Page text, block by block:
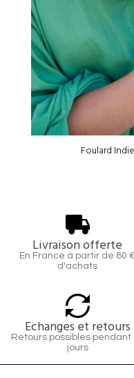
Foulard
Livraison offerte
En France à partir de 80 €
d'achats
Echanges et retours
Retours possibles pendant
jours